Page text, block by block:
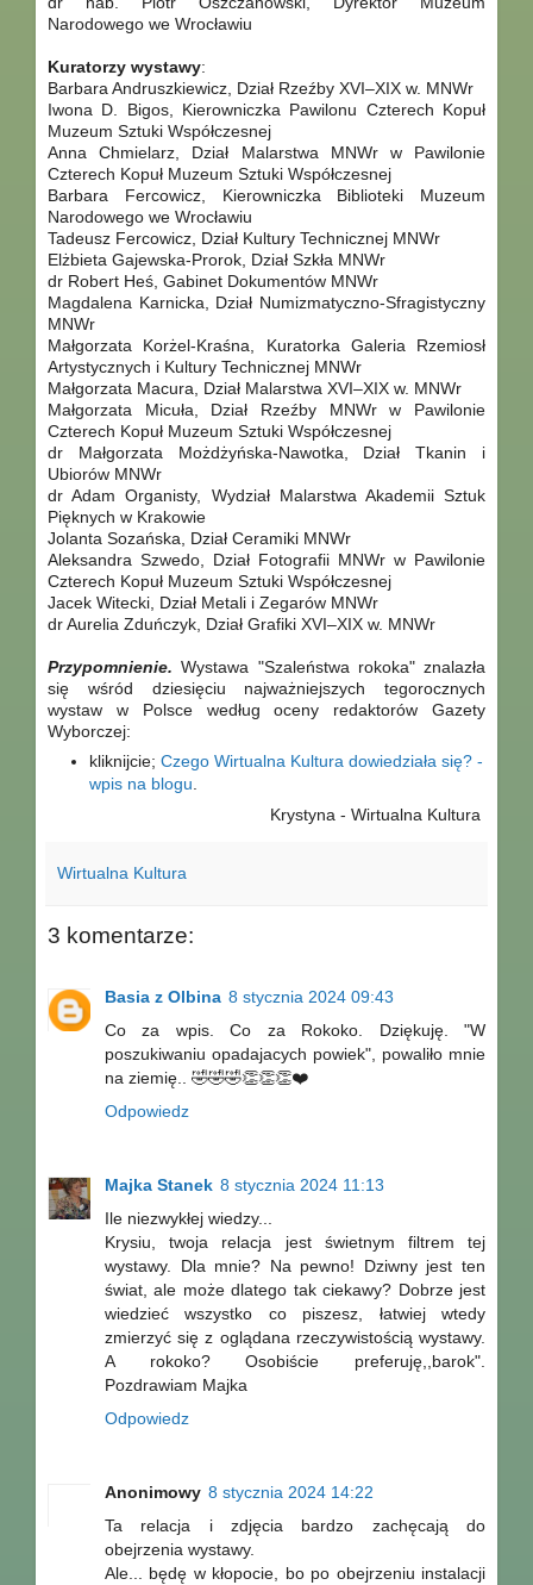
Narodowego we Wrocławiu
Kuratorzy wystawy:
Barbara Andruszkiewicz, Dział Rzeźby XVI–XIX w. MNWr
Iwona D. Bigos, Kierowniczka Pawilonu Czterech Kopuł
Muzeum Sztuki Współczesnej
Anna Chmielarz, Dział Malarstwa MNWr w Pawilonie
Czterech Kopuł Muzeum Sztuki Współczesnej
Barbara Fercowicz, Kierowniczka Biblioteki Muzeum
Narodowego we Wrocławiu
Tadeusz Fercowicz, Dział Kultury Technicznej MNWr
Elżbieta Gajewska-Prorok, Dział Szkła MNWr
dr Robert Heś, Gabinet Dokumentów MNWr
Magdalena Karnicka, Dział Numizmatyczno-Sfragistyczny
MNWr
Małgorzata Korżel-Kraśna, Kuratorka Galeria Rzemiosł
Artystycznych i Kultury Technicznej MNWr
Małgorzata Macura, Dział Malarstwa XVI–XIX w. MNWr
Małgorzata Micuła, Dział Rzeźby MNWr w Pawilonie
Czterech Kopuł Muzeum Sztuki Współczesnej
dr Małgorzata Możdżyńska-Nawotka, Dział Tkanin i
Ubiorów MNWr
dr Adam Organisty, Wydział Malarstwa Akademii Sztuk
Pięknych w Krakowie
Jolanta Sozańska, Dział Ceramiki MNWr
Aleksandra Szwedo, Dział Fotografii MNWr w Pawilonie
Czterech Kopuł Muzeum Sztuki Współczesnej
Jacek Witecki, Dział Metali i Zegarów MNWr
dr Aurelia Zduńczyk, Dział Grafiki XVI–XIX w. MNWr
Przypomnienie. Wystawa "Szaleństwa rokoka" znalazła
się wśród dziesięciu najważniejszych tegorocznych
wystaw w Polsce według oceny redaktorów Gazety
Wyborczej:
kliknijcie; Czego Wirtualna Kultura dowiedziała się? -
wpis na blogu
Krystyna - Wirtualna Kultura
Wirtualna Kultura
3 komentarze:
Basia z Olbina 8 stycznia 2024 09:43
Co za wpis. Co za Rokoko. Dziękuję. "W
poszukiwaniu opadajacych powiek", powaliło mnie
na ziemię.. 🤣🤣🤣👏👏👏❤️
Odpowiedz
Majka Stanek 8 stycznia 2024 11:13
Ile niezwykłej wiedzy...
Krysiu, twoja relacja jest świetnym filtrem tej
wystawy. Dla mnie? Na pewno! Dziwny jest ten
świat, ale może dlatego tak ciekawy? Dobrze jest
wiedzieć wszystko co piszesz, łatwiej wtedy
zmierzyć się z oglądana rzeczywistością wystawy.
A rokoko? Osobiście preferuję,,barok".
Pozdrawiam Majka
Odpowiedz
Anonimowy 8 stycznia 2024 14:22
Ta relacja i zdjęcia bardzo zachęcają do
obejrzenia wystawy.
Ale... będę w kłopocie, bo po obejrzeniu instalacji